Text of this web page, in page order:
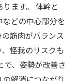
ます。 体幹と
どの中心部分を
筋肉がバランス
怪我のリスクも
で、姿勢が改善さ